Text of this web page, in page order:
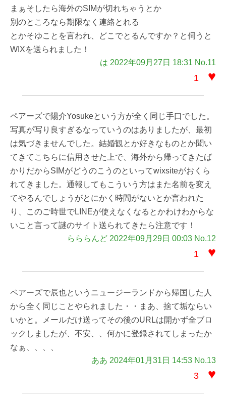
まぁそしたら海外のSIMが切れちゃうとか
別のところなら期限なく連絡とれる
とかそゆことを言われ、どこでとるんですか？と伺うと
WIXを送られました！
は 2022年09月27日 18:31 No.11
1 ♥
ペアーズで陽介Yosukeという方が全く同じ手口でした。
写真が写り良すぎるなっていうのはありましたが、最初
は気づきませんでした。結婚観とか好きなものとか聞い
てきてこちらに信用させた上で、海外から帰ってきたば
かりだからSIMがどうのこうのといってwixsiteがおくら
れてきました。通報してもこういう方はまた名前を変え
てやるんでしょうがとにかく時間がないとか言われた
り、このご時世でLINEが使えなくなるとかわけわからな
いこと言って謎のサイト送られてきたら注意です！
らららんど 2022年09月29日 00:03 No.12
1 ♥
ペアーズで辰也というニュージーランドから帰国した人
から全く同じことやられました・・まあ、捨て垢ならい
いかと。メールだけ送ってその後のURLは開かず全ブロ
ックしましたが、不安、、何かに登録されてしまったか
なぁ、、、、
ああ 2024年01月31日 14:53 No.13
3 ♥